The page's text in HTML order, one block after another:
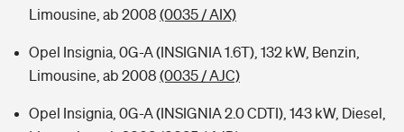
Limousine, ab 2008 (0035 / AIX)
Opel Insignia, 0G-A (INSIGNIA 1.6T), 132 kW, Benzin,
Limousine, ab 2008 (0035 / AJC)
Opel Insignia, 0G-A (INSIGNIA 2.0 CDTI), 143 kW, Diesel,